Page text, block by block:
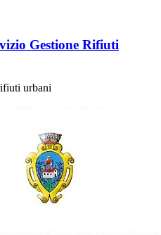
Gestione Rifiuti
urbani